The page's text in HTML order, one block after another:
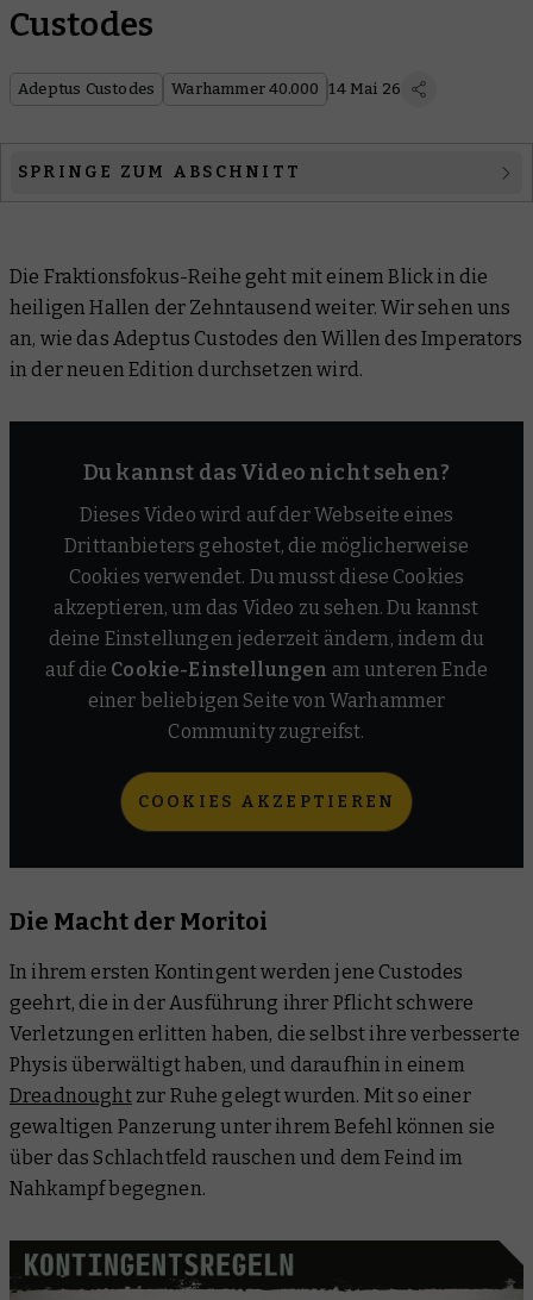
Custodes
Adeptus Custodes Warhammer 40.000 14 Mai 26
SPRINGE ZUM ABSCHNITT
Stumme Jägerinnen
Tharanatoi-Hammerschlag
Die Fraktionsfokus-Reihe geht mit einem Blick in die
heiligen Hallen der Zehntausend weiter. Wir sehen uns
an, wie das Adeptus Custodes den Willen des Imperators
in der neuen Edition durchsetzen wird.
Du kannst das Video nicht sehen?
Dieses Video wird auf der Webseite eines
Drittanbieters gehostet, die möglicherweise
Cookies verwendet. Du musst diese Cookies
akzeptieren, um das Video zu sehen. Du kannst
deine Einstellungen jederzeit ändern, indem du
auf die Cookie-Einstellungen am unteren Ende
einer beliebigen Seite von Warhammer
Community zugreifst.
COOKIES AKZEPTIEREN
Die Macht der Moritoi
In ihrem ersten Kontingent werden jene Custodes
geehrt, die in der Ausführung ihrer Pflicht schwere
Verletzungen erlitten haben, die selbst ihre verbesserte
Physis überwältigt haben, und daraufhin in einem
Dreadnoughtzur Ruhe gelegt wurden. Mit so einer
gewaltigen Panzerung unter ihrem Befehl können sie
über das Schlachtfeld rauschen und dem Feind im
Nahkampf begegnen.